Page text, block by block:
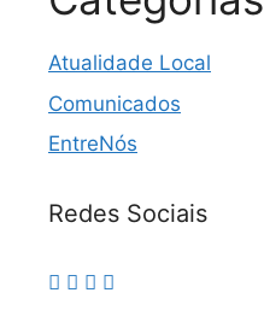
Atualidade Local
Comunicados
EntreNós
Redes Sociais